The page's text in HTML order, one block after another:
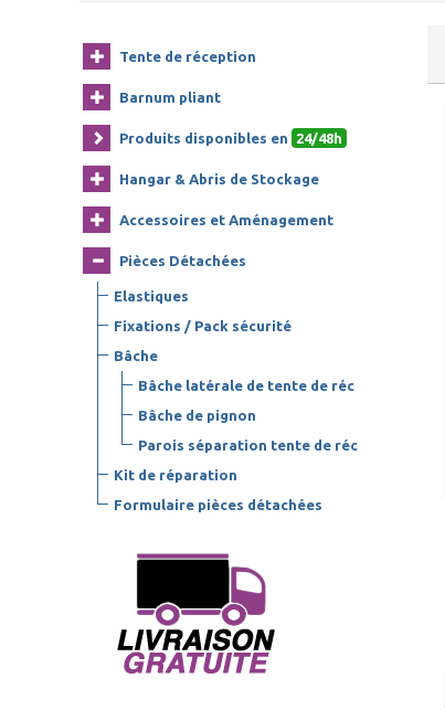
Tente de réception
Barnum pliant
Produits disponibles en 24/48h
Hangar & Abris de Stockage
Accessoires et Aménagement
Pièces Détachées
Elastiques
Fixations / Pack sécurité
Bâche
Bâche latérale de tente de réc
Bâche de pignon
Parois séparation tente de réc
Kit de réparation
Formulaire pièces détachées